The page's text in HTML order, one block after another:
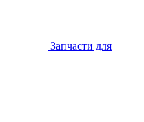
Запчасти для